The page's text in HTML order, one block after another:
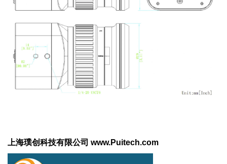
上海璞创科技有限公司 www.Puitech.com